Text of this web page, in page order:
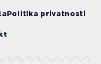
Politika privatnosti